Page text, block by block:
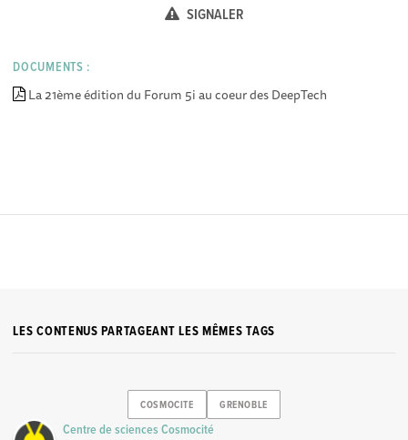
SIGNALER
DOCUMENTS :
La 21ème édition du Forum 5i au coeur des DeepTech
LES CONTENUS PARTAGEANT LES MÊMES TAGS
COSMOCITE GRENOBLE
Centre de sciences Cosmocité